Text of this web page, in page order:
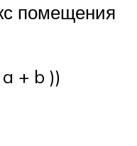
помещения
+ b ))